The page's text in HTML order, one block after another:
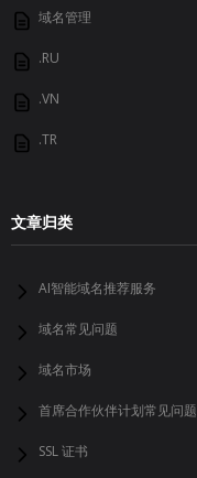
域名管理
.RU
.VN
.TR
文章归类
AI智能域名推荐服务
域名常见问题
域名市场
首席合作伙伴计划常见问题
SSL 证书